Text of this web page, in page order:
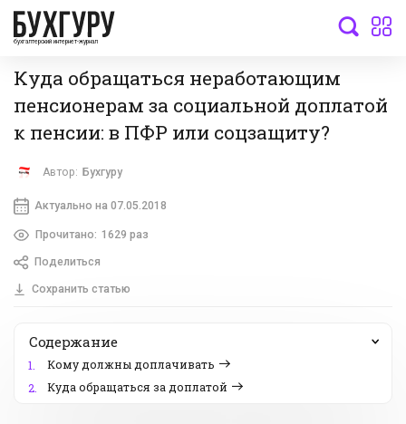
бухгалтерский интернет-журнал
Куда обращаться неработающим
пенсионерам за социальной доплатой
к пенсии: в ПФР или соцзащиту?
Автор: Бухгуру
Актуально на 07.05.2018
Прочитано: 1629 раз
Поделиться
Сохранить статью
Содержание
1.
Кому должны доплачивать
2.
Куда обращаться за доплатой